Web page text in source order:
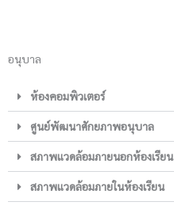
อนุบาล
ห้องคอมพิวเตอร์
ศูนย์พัฒนาศักยภาพอนุบาล
สภาพแวดล้อมภายนอกห้องเรียน
สภาพแวดล้อมภายในห้องเรียน